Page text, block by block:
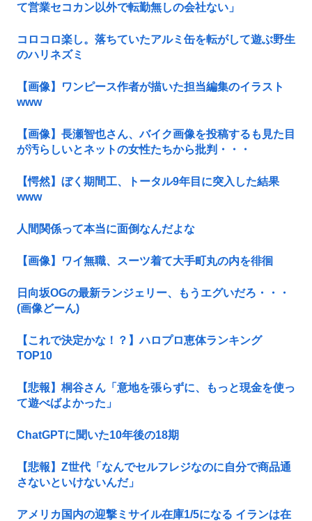
て営業セコカン以外で転勤無しの会社ない」
コロコロ楽し。落ちていたアルミ缶を転がして遊ぶ野生
のハリネズミ
【画像】ワンピース作者が描いた担当編集のイラスト
www
【画像】長瀬智也さん、バイク画像を投稿するも見た目
が汚らしいとネットの女性たちから批判・・・
【愕然】ぼく期間工、トータル9年目に突入した結果
www
人間関係って本当に面倒なんだよな
【画像】ワイ無職、スーツ着て大手町丸の内を徘徊
日向坂OGの最新ランジェリー、もうエグいだろ・・・
(画像どーん)
【これで決定かな！？】ハロプロ恵体ランキング
TOP10
【悲報】桐谷さん「意地を張らずに、もっと現金を使っ
て遊べばよかった」
ChatGPTに聞いた10年後の18期
【悲報】Z世代「なんでセルフレジなのに自分で商品通
さないといけないんだ」
アメリカ国内の迎撃ミサイル在庫1/5になる イランは在